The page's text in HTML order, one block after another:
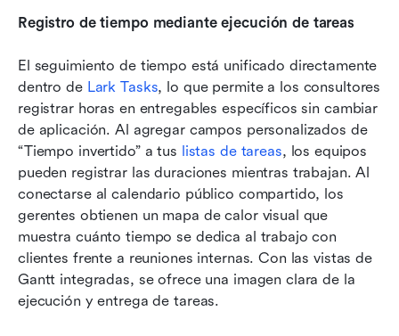
Registro de tiempo mediante ejecución de tareas
El seguimiento de tiempo está unificado directamente
dentro de Lark Tasks, lo que permite a los consultores
registrar horas en entregables específicos sin cambiar
de aplicación. Al agregar campos personalizados de
“Tiempo invertido” a tus listas de tareas, los equipos
pueden registrar las duraciones mientras trabajan. Al
conectarse al calendario público compartido, los
gerentes obtienen un mapa de calor visual que
muestra cuánto tiempo se dedica al trabajo con
clientes frente a reuniones internas. Con las vistas de
Gantt integradas, se ofrece una imagen clara de la
ejecución y entrega de tareas.